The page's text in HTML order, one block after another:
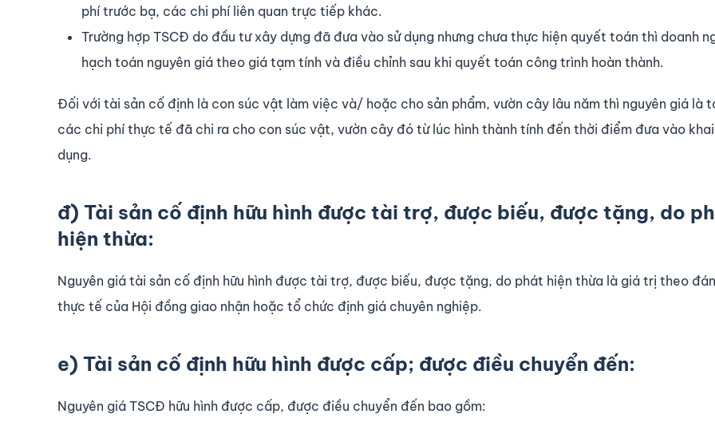
phí trước bạ, các chi phí liên quan trực tiếp khác.
Trường hợp TSCĐ do đầu tư xây dựng đã đưa vào sử dụng nhưng chưa thực hiện quyết toán thì doanh
hạch toán nguyên giá theo giá tạm tính và điều chỉnh sau khi quyết toán công trình hoàn thành.
Đối với tài sản cố định là con súc vật làm việc và/ hoặc cho sản phẩm, vườn cây lâu năm thì nguyên giá là
các chi phí thực tế đã chi ra cho con súc vật, vườn cây đó từ lúc hình thành tính đến thời điểm đưa vào
dụng.
đ) Tài sản cố định hữu hình được tài trợ, được biếu, được tặng, do
hiện thừa:
Nguyên giá tài sản cố định hữu hình được tài trợ, được biếu, được tặng, do phát hiện thừa là giá trị theo
thực tế của Hội đồng giao nhận hoặc tổ chức định giá chuyên nghiệp.
e) Tài sản cố định hữu hình được cấp; được điều chuyển đến:
Nguyên giá TSCĐ hữu hình được cấp, được điều chuyển đến bao gồm: